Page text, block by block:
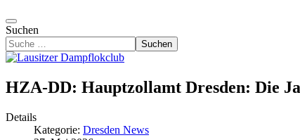
Suchen
Suchen
HZA-DD: Hauptzollamt Dresden: Die
Details
Kategorie: Dresden News